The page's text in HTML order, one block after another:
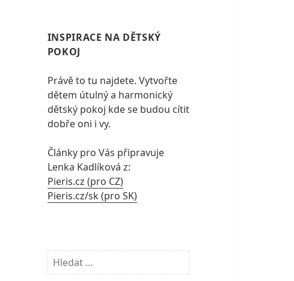
INSPIRACE NA DĚTSKÝ
POKOJ
Právě to tu najdete. Vytvořte
dětem útulný a harmonický
dětský pokoj kde se budou cítit
dobře oni i vy.
Články pro Vás připravuje
Lenka Kadlíková z:
Pieris.cz (pro CZ)
Pieris.cz/sk (pro SK)
Vyhledávání